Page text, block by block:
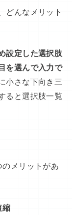
どんなメリット
設定した選択肢
を選んで入力で
小さな下向き三
ると選択肢一覧
メリットがあ
縮